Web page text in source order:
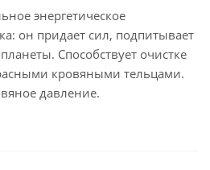
энергетическое
он придает сил, подпитывает
Способствует очистке
кровяными тельцами.
давление.